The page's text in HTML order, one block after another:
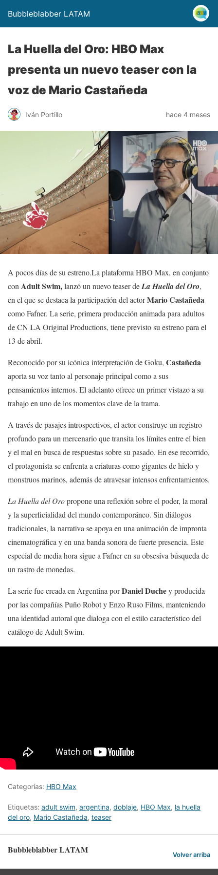
Bubbleblabber LATAM
La Huella del Oro: HBO Max
presenta un nuevo teaser con la
voz de Mario Castañeda
Iván Portillo hace 4 meses
A pocos días de su estreno.La plataforma HBO Max, en conjunto
con Adult Swim,lanzó un nuevo teaser deLa Huella del Oro,
en el que se destaca la participación del actorMario Castañeda
como Fafner. La serie, primera producción animada para adultos
de CN LA Original Productions, tiene previsto su estreno para el
13 de abril.
Reconocido por su icónica interpretación de Goku, Castañeda
aporta su voz tanto al personaje principal como a sus
pensamientos internos. El adelanto ofrece un primer vistazo a su
trabajo en uno de los momentos clave de la trama.
A través de pasajes introspectivos, el actor construye un registro
profundo para un mercenario que transita los límites entre el bien
y el mal en busca de respuestas sobre su pasado. En ese recorrido,
el protagonista se enfrenta a criaturas como gigantes de hielo y
monstruos marinos, además de atravesar intensos enfrentamientos.
La Huella del Oropropone una reflexión sobre el poder, la moral
y la superficialidad del mundo contemporáneo. Sin diálogos
tradicionales, la narrativa se apoya en una animación de impronta
cinematográfica y en una banda sonora de fuerte presencia. Este
especial de media hora sigue a Fafner en su obsesiva búsqueda de
un rastro de monedas.
La serie fue creada en Argentina porDaniel Duchey producida
por las compañías Puño Robot y Enzo Ruso Films, manteniendo
una identidad autoral que dialoga con el estilo característico del
catálogo de Adult Swim.
Categorías: HBO Max
Etiquetas: adult swim, argentina, doblaje, HBO Max, la huella
del oro, Mario Castañeda, teaser
Bubbleblabber LATAM Volver arriba